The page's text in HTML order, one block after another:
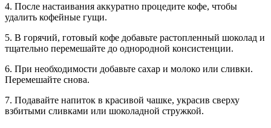
4. После настаивания аккуратно процедите кофе, чтобы
удалить кофейные гущи.
5. В горячий, готовый кофе добавьте растопленный шоколад и
тщательно перемешайте до однородной консистенции.
6. При необходимости добавьте сахар и молоко или сливки.
Перемешайте снова.
7. Подавайте напиток в красивой чашке, украсив сверху
взбитыми сливками или шоколадной стружкой.